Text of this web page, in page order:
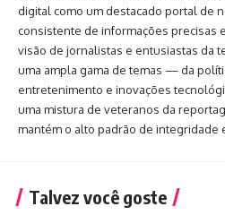
digital como um destacado portal de
consistente de informações precisas
visão de jornalistas e entusiastas da
uma ampla gama de temas — da
entretenimento e inovações
uma mistura de veteranos da
mantém o alto padrão de integridade
Talvez você goste